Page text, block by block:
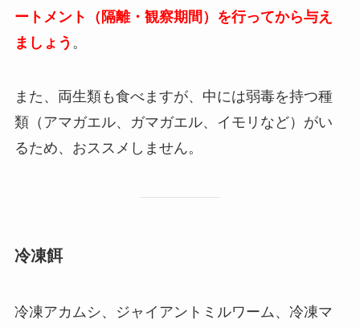
ートメント（隔離・観察期間）を行ってから与え
ましょう 。
また、両生類も食べますが、中には弱毒を持つ種
類（アマガエル、ガマガエル、イモリなど）がい
るため、おススメしません。
冷凍餌
冷凍アカムシ、ジャイアントミルワーム、冷凍マ